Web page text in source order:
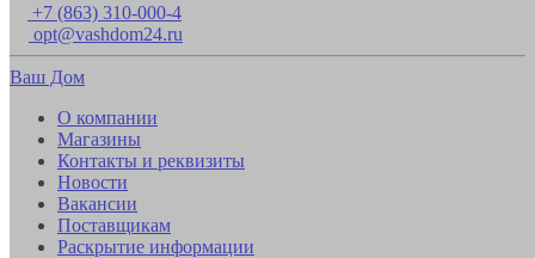
+7 (863) 310-000-4
opt@vashdom24.ru
Ваш Дом
О компании
Магазины
Контакты и реквизиты
Новости
Вакансии
Поставщикам
Раскрытие информации